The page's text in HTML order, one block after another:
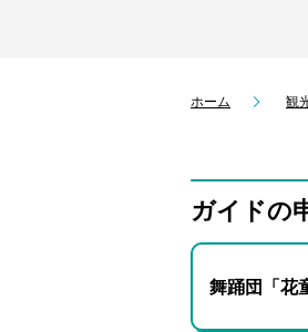
ホーム 観
ガイドの
舞踊団「花